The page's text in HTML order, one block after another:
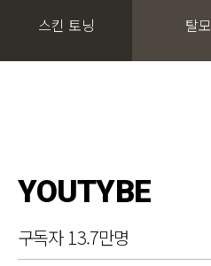
스킨 토닝 탈모
YOUTYBE
구독자 13.7만명